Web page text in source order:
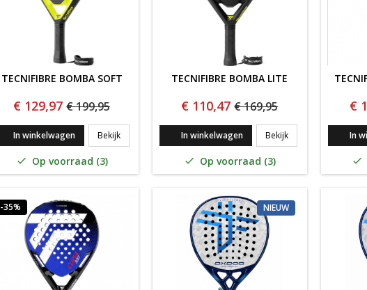
TECNIFIBRE BOMBA SOFT
€ 129,97 € 199,95
In winkelwagen BekijkTECNIFIBRE BOMBA SOFT
 Op voorraad (3)
TECNIFIBRE BOMBA LITE
€ 110,47 € 169,95
In winkelwagen BekijkTECNIFIBRE BOMBA
 Op voorraad (3)
€
In

-35% NIEUW